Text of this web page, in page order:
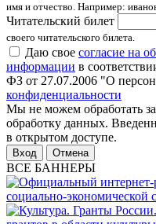
имя и отчество. Например:
Читательский билет
своего читательского билета.
Даю свое согласие на
информации в
ФЗ от 27.07.2006 "О
конфиденциальности
Мы не можем обработать
обработку данных.
в открытом доступе.
Отмена
ВСЕ БАННЕРЫ